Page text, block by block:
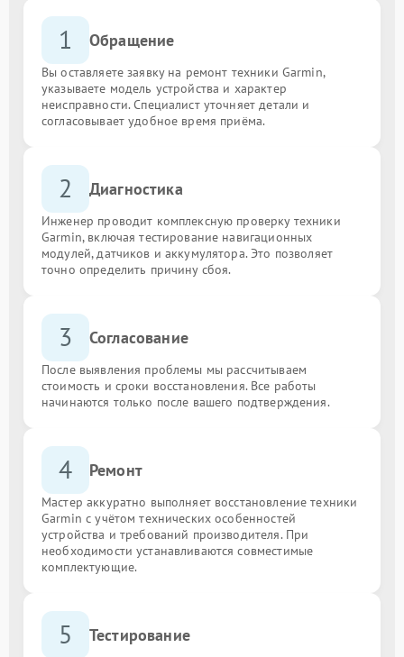
1 Обращение
Вы оставляете заявку на ремонт техники Garmin,
указываете модель устройства и характер
неисправности. Специалист уточняет детали и
согласовывает удобное время приёма.
2 Диагностика
Инженер проводит комплексную проверку техники
Garmin, включая тестирование навигационных
модулей, датчиков и аккумулятора. Это позволяет
точно определить причину сбоя.
3 Согласование
После выявления проблемы мы рассчитываем
стоимость и сроки восстановления. Все работы
начинаются только после вашего подтверждения.
4 Ремонт
Мастер аккуратно выполняет восстановление техники
Garmin с учётом технических особенностей
устройства и требований производителя. При
необходимости устанавливаются совместимые
комплектующие.
5 Тестирование